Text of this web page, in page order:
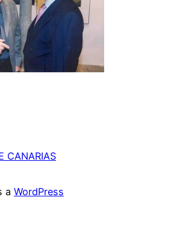
CANARIAS
a WordPress